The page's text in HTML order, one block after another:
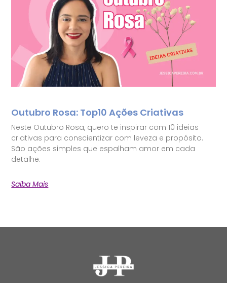
Outubro Rosa: Top10 Ações Criativas
Neste Outubro Rosa, quero te inspirar com 10 ideias
criativas para conscientizar com leveza e propósito.
São ações simples que espalham amor em cada
detalhe.
Saiba Mais